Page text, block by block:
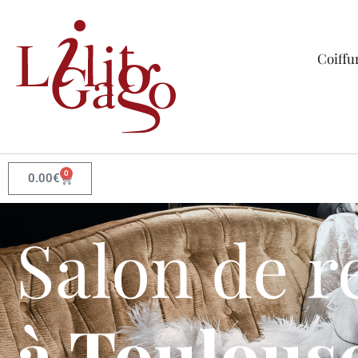
0.00€ 0
Salon de